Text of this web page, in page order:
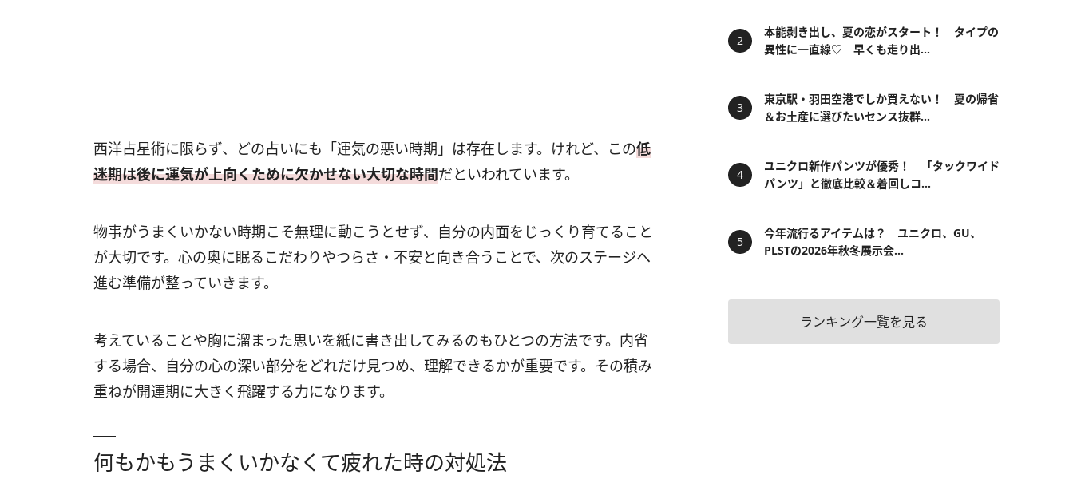
西洋占星術に限らず、どの占いにも「運気の悪い時期」は存在します。けれど、この低
迷期は後に運気が上向くために欠かせない大切な時間だといわれています。
物事がうまくいかない時期こそ無理に動こうとせず、自分の内面をじっくり育てること
が大切です。心の奥に眠るこだわりやつらさ・不安と向き合うことで、次のステージへ
進む準備が整っていきます。
考えていることや胸に溜まった思いを紙に書き出してみるのもひとつの方法です。内省
する場合、自分の心の深い部分をどれだけ見つめ、理解できるかが重要です。その積み
重ねが開運期に大きく飛躍する力になります。
何もかもうまくいかなくて疲れた時の対処法
本能剥き出し、夏の恋がスタート！ タイプの
異性に一直線♡ 早くも走り出...
東京駅・羽田空港でしか買えない！ 夏の帰省
＆お土産に選びたいセンス抜群...
ユニクロ新作パンツが優秀！ 「タックワイド
パンツ」と徹底比較＆着回しコ...
今年流行るアイテムは？ ユニクロ、GU、
PLSTの2026年秋冬展示会...
ランキング一覧を見る